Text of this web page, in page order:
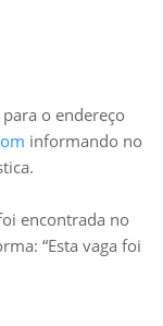
o endereço
informando no
encontrada no
“Esta vaga foi